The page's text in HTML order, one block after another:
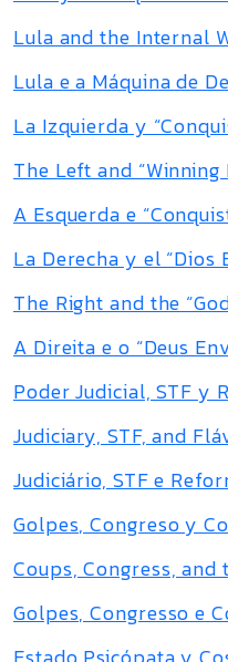
Lula and the Internal
Lula e a Máquina de
La Izquierda y
The Left and
A Esquerda e
La Derecha y el “Dios
The Right and the
A Direita e o “Deus
Poder Judicial, STF y
Judiciary, STF, and
Judiciário, STF e
Golpes, Congreso y
Coups, Congress,
Golpes, Congresso e